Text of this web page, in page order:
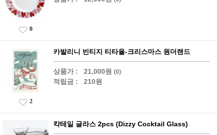
0
카발리니 빈티지 티타올-크리스마스 원더랜드
상품가 : 21,000원 (0)
적립금 : 210원
2
칵테일 글라스 2pcs (Dizzy Cocktail Glass)